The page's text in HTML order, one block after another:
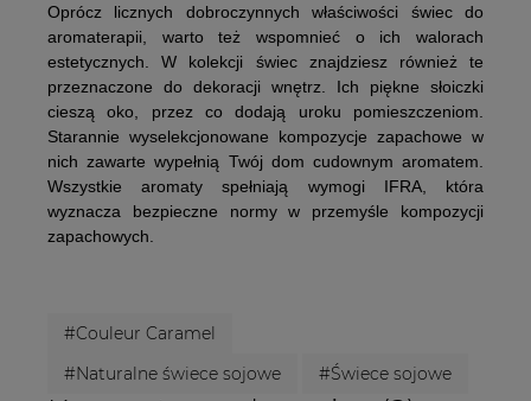
Oprócz licznych dobroczynnych właściwości świec do
aromaterapii, warto też wspomnieć o ich walorach
estetycznych. W kolekcji świec znajdziesz również te
przeznaczone do dekoracji wnętrz. Ich piękne słoiczki
cieszą oko, przez co dodają uroku pomieszczeniom.
Starannie wyselekcjonowane kompozycje zapachowe w
nich zawarte wypełnią Twój dom cudownym aromatem.
Wszystkie aromaty spełniają wymogi IFRA, która
wyznacza bezpieczne normy w przemyśle kompozycji
zapachowych.
#Couleur Caramel
#Naturalne świece sojowe
#Świece sojowe